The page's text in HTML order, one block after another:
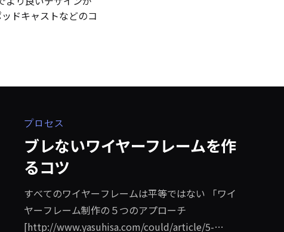
ドキャストなどのコ
プロセス
ブレないワイヤーフレームを作
るコツ
すべてのワイヤーフレームは平等ではない 「ワイ
ヤーフレーム制作の５つのアプローチ
[http://www.yasuhisa.com/could/article/5-